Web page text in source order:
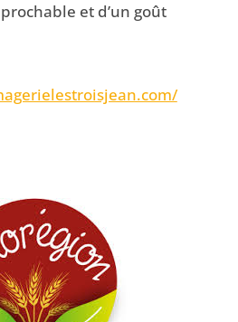
et d’un goût